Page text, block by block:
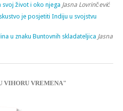
svoj život i oko njega Jasna Lovrinčević
je posjetiti Indiju u svojstvu
u znaku Buntovnih skladateljica Jasna
VIHORU VREMENA"